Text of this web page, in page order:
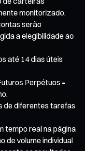
monitorizado.
serão
a elegibilidade ao
até 14 dias úteis
Perpétuos =
de diferentes tarefas
tempo real na página
de volume individual